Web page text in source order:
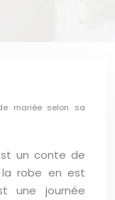
mariée selon sa
un conte de
robe en est
une journée